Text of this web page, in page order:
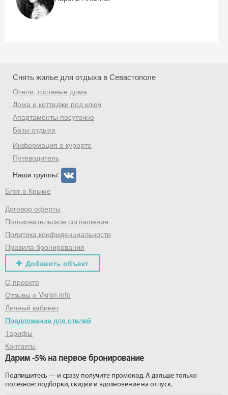
Снять жилье для отдыха в Севастополе
Отели, гостевые дома
Дома и коттеджи под ключ
Апартаменты посуточно
Базы отдыха
Информация о курорте
Путеводитель
Наши группы:
Блог о Крыме
Договор оферты
Пользовательское соглашение
Политика конфиденциальности
Правила бронирования
Добавить объект
О проекте
Отзывы о Vkrim.info
Личный кабинет
Предложение для отелей
Тарифы
Контакты
Дарим -5% на первое бронирование
Подпишитесь — и сразу получите промокод. А дальше только
полезное: подборки, скидки и вдохновение на отпуск.